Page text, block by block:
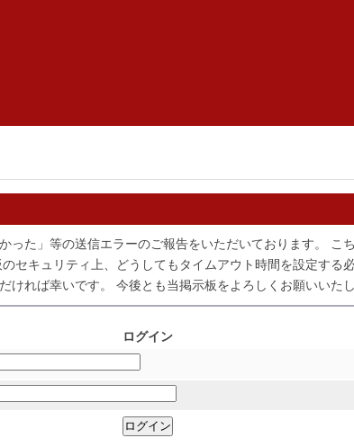
った」等の送信エラーのご報告をいただいております。 こ
セキュリティ上、どうしてもタイムアウト時間を設定する
ければ幸いです。 今後とも当掲示板をよろしくお願いいたし
ログイン